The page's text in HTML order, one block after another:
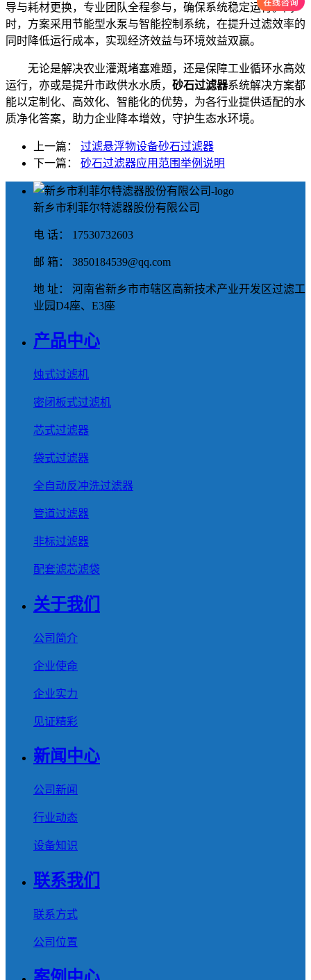
导与耗材更换，专业团队全程参与，确保系统稳定运行。同
时，方案采用节能型水泵与智能控制系统，在提升过滤效率的
同时降低运行成本，实现经济效益与环境效益双赢。
无论是解决农业灌溉堵塞难题，还是保障工业循环水高效
运行，亦或是提升市政供水水质， 砂石过滤器系统解决方案都
能以定制化、高效化、智能化的优势，为各行业提供适配的水
质净化答案，助力企业降本增效，守护生态水环境。
上一篇： 过滤悬浮物设备砂石过滤器
下一篇： 砂石过滤器应用范围举例说明
新乡市利菲尔特滤器股份有限公司
电 话： 17530732603
邮 箱： 3850184539@qq.com
地 址： 河南省新乡市市辖区高新技术产业开发区过滤工
业园D4座、E3座
产品中心
烛式过滤机
密闭板式过滤机
芯式过滤器
袋式过滤器
全自动反冲洗过滤器
管道过滤器
非标过滤器
配套滤芯滤袋
关于我们
公司简介
企业使命
企业实力
见证精彩
新闻中心
公司新闻
行业动态
设备知识
联系我们
联系方式
公司位置